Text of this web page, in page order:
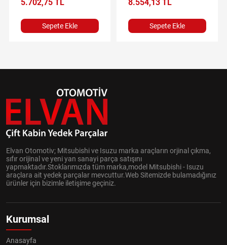
5.702,75 TL
Sepete Ekle
8.554,13 TL
Sepete Ekle
Elvan Otomotiv; Mitsubishi ve Isuzu marka araçların orjinal çıkma,
sıfır orijinal ve yeni yan sanayi parça satışını
yapmaktadır.Stoklarımızda tüm marka,model Mitsubishi - Isuzu
araçlara ait yedek parçalar mevcuttur.Web Sitemizde bulamadığınız
ürünler için bizimle iletişime geçiniz.
Kurumsal
Anasayfa